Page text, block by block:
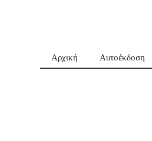
Αρχική Αυτοέκδοση